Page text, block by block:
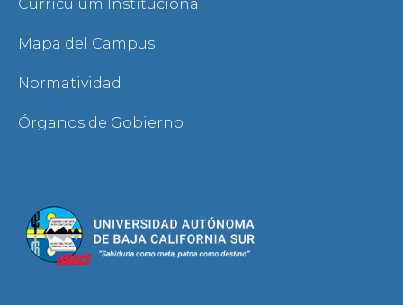
Curriculum Institucional
Mapa del Campus
Normatividad
Órganos de Gobierno